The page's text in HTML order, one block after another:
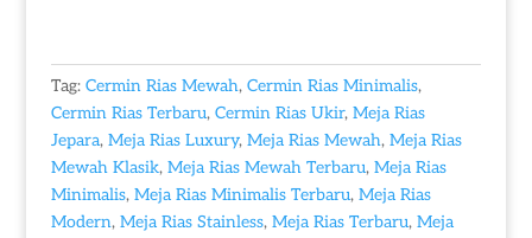
Tag: Cermin Rias Mewah, Cermin Rias Minimalis,
Cermin Rias Terbaru, Cermin Rias Ukir, Meja Rias
Jepara, Meja Rias Luxury, Meja Rias Mewah, Meja Rias
Mewah Klasik, Meja Rias Mewah Terbaru, Meja Rias
Minimalis, Meja Rias Minimalis Terbaru, Meja Rias
Modern, Meja Rias Stainless, Meja Rias Terbaru, Meja